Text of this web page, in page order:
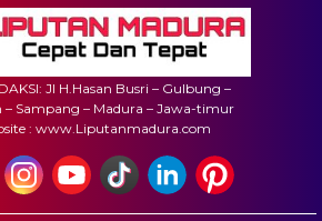
Jl H.Hasan Busri – Gulbung –
– Sampang – Madura – Jawa-timur
: www.Liputanmadura.com